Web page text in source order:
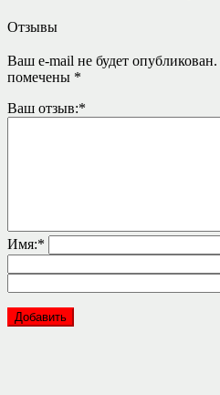
Отзывы
Ваш e-mail не будет опубликован.
помечены *
Ваш отзыв:*
Имя:*